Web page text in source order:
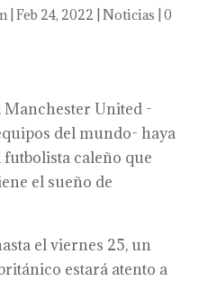
| Feb 24, 2022 Noticias 0
Manchester United -
del mundo- haya
caleño que
el sueño de
el viernes 25, un
estará atento a